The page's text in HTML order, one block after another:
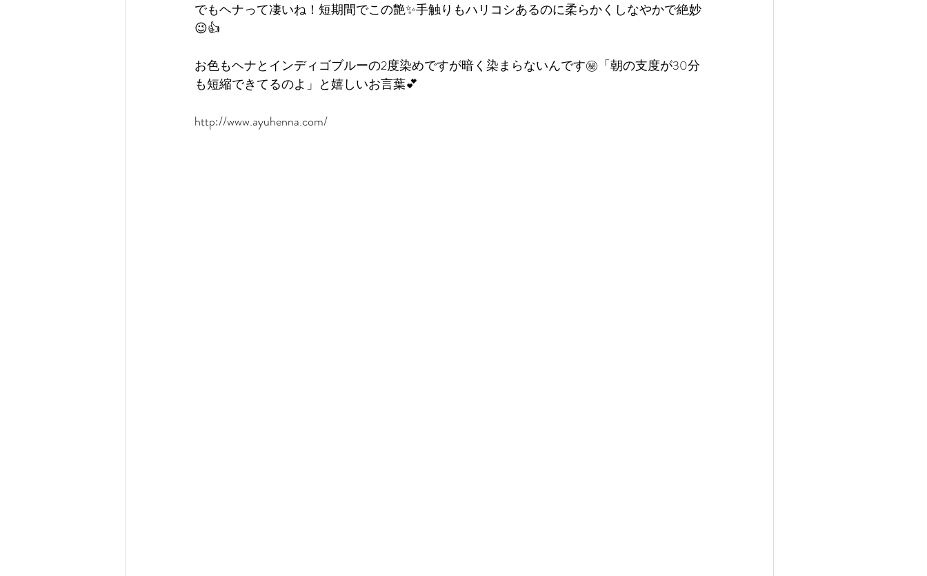
でもヘナって凄いね！短期間でこの艶✨手触りもハリコシあるのに柔らかくしなやかで絶妙
😉👍
お色もヘナとインディゴブルーの2度染めですが暗く染まらないんです㊙️「朝の支度が30分
も短縮できてるのよ」と嬉しいお言葉💕
http://www.ayuhenna.com/